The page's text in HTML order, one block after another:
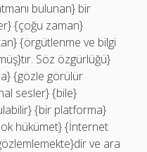
bulunan} bir
{çoğu zaman}
{örgütlenme ve bilgi
Söz özgürlüğü}
{gözle görülür
sesler} {bile}
{bir platforma}
hükümet} {İnternet
ve ara